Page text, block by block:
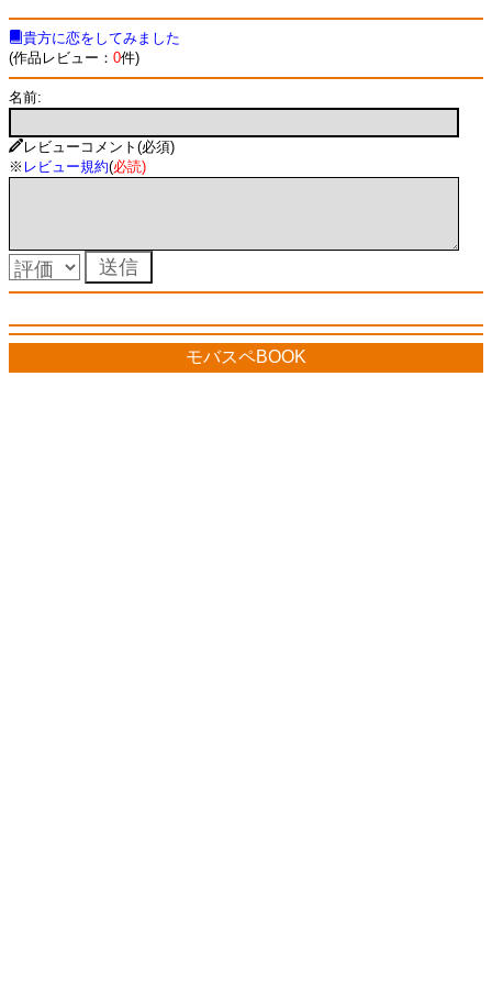
貴方に恋をしてみました
(作品レビュー： 0件)
名前:
レビューコメント(必須)
※ レビュー規約(必読)
モバスペBOOK